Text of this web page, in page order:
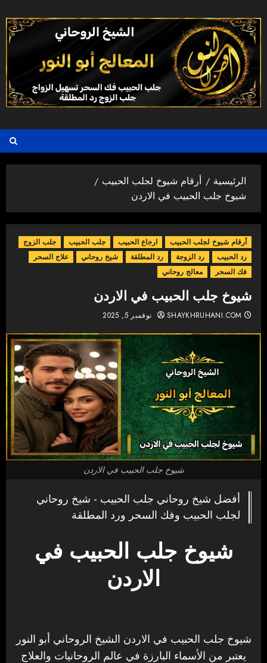
إلى
المحتوى
الرئيسية
أرقام شيوخ لجلب الحبيب
شيوخ جلب الحبيب في الاردن
أرقام شيوخ لجلب الحبيب ارجاع الحبيب جلب الحبيب
جلب الزوج
رد الحبيب
رد الزوجة رد المطلقة شيخ روحاني
علاج السحر
فك السحر
معالج روحاني
شيوخ جلب الحبيب في الاردن
SHAYKHRUHANI.COM نوفمبر 5, 2025
شيوخ جلب الحبيب في الاردن
أفضل شيخ روحاني جلب الحبيب - شيخ روحاني
لجلب الحبيب وفك السحر ورد المطلقة
شيوخ جلب الحبيب في
الاردن
شيوخ جلب الحبيب في الاردن الشيخ الروحاني أبو النور
يعتبر من الأسماء البارزة في عالم الروحانيات والعلاج